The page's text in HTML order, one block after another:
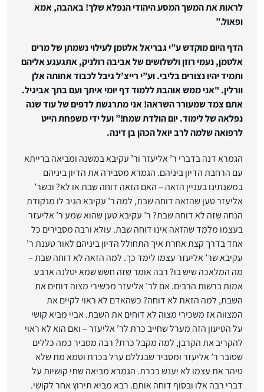
לראות את המשך המסע היהודי הנפלא שלך! באהבה, אמא
ופאול.”
הדף היום מוקדש ע”י גבריאל אלטמן לעילוי נשמתן של מרים
אלטמן, נעמי רוזן ולשלושים של אביבה רולניק, אתגעגע אליהם
ותמיד יהיו נצורים בליבי. וע”י רייצ’ל גיבל לכבוד אחותה אלן
וורלין. "אני ממש אוהבת ללמוד דף יומי איתך ועם בתך אביגיל.
אתם צמד שמעורר השראה! אני מתרגשת לדפים של עוד שנה
נפלאה של לימוד. יום הולדת שמח!” ועל ידי משפחת הייט
לרפואה שלמה לרב יואל הכהן בן דינה.
הגמרא דנה בדברי ר’ אליעזר ור’ עקיבא במשנה ומביאה ברייתא
עם הרחבת הדיון ביניהם. הגמרא מסבירה את הדיון ביניהם
במשנתינו בעניין הזאה – האם הזאה דוחה שבת או לא? וכשר’
אליעזר טען שהזאה דוחה שבת, למה ר’ עקיבא הגיב לו מנקודת
הנחה שזה לא דוחה שבת? ר’ עקיבא טען שהוא שמע ר’ אליעזר
בעצמו מלמד שהזאה אינו דוחה שבת. עולא ורבה מסבירים כל
אחד בדרך קצת אחרת איך התחולל הדיון ביניהם לאור טענת ר’
עקיבא שר’ אליעזר עצמו לימד כך. למה הזאה לא דוחה שבת –
מה המלאכה שיש בו? רבה אומר שזה חשש שמא יטלנה ארבע
אמות ברשות הרבים. אם לר’ אליעזר מכשירי מצוה דוחים את
השבת, למה הזאת לא דוחה? כשהאדם לא ראוי לקיים את
המצווה אז משכירי מצוה לא דוחים את השבת. אביי מביא קושי
על הטיעון הזה מערל שחייב כרת לר’ אליעזר – ואם הוא לא ראוי
להקריב את הקרבן, למה מקבל כרת? רבה מסביר כמה כללים
שסובר ר’ אליעזר ומסביר שבגללם ערל בכרת וטמא מת שלא
טיהר את עצמו לא יענש בכרת. הגמרא מביאה שתי קושיות על
דברי רבה אלו ובסוף דוחה אותם. רבא מביא תירוץ אחר לקושי.